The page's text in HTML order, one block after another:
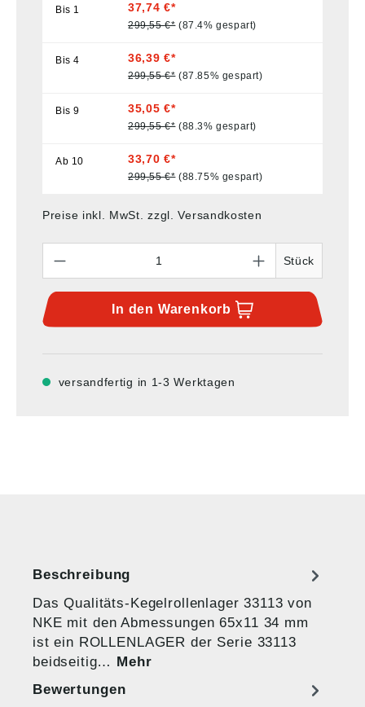
Bis 1 37,74 €*
299,55 €* (87.4% gespart)
Bis4 36,39 €*
299,55 €* (87.85% gespart)
Bis9 35,05 €*
299,55 €* (88.3% gespart)
Ab 10 33,70 €*
299,55 €* (88.75% gespart)
Preise inkl. MwSt. zzgl. Versandkosten
Stück
In den Warenkorb
versandfertig in 1-3 Werktagen
Beschreibung
Das Qualitäts-Kegelrollenlager 33113 von
NKE mit den Abmessungen 65x11 34 mm
ist ein ROLLENLAGER der Serie 33113
beidseitig… Mehr
Bewertungen